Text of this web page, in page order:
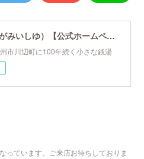
鏡石湯（かがみいしゆ）【公式ホームページ】
市川辺町に100年続く小さな銭湯
っています。ご来店お待ちしておりま